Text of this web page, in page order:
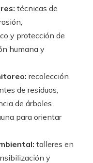
técnicas de
y protección de
humana y
recolección
de residuos,
de árboles
para orientar
talleres en
y